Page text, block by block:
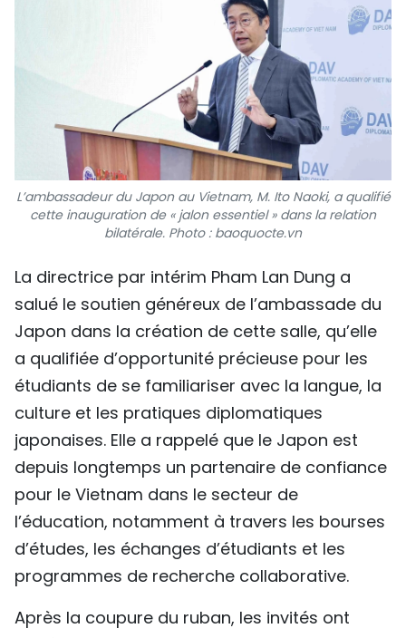
L’ambassadeur du Japon au Vietnam, M. Ito Naoki, a qualifié
cette inauguration de « jalon essentiel » dans la relation
bilatérale. Photo : baoquocte.vn
La directrice par intérim Pham Lan Dung a
salué le soutien généreux de l’ambassade du
Japon dans la création de cette salle, qu’elle
a qualifiée d’opportunité précieuse pour les
étudiants de se familiariser avec la langue, la
culture et les pratiques diplomatiques
japonaises. Elle a rappelé que le Japon est
depuis longtemps un partenaire de confiance
pour le Vietnam dans le secteur de
l’éducation, notamment à travers les bourses
d’études, les échanges d’étudiants et les
programmes de recherche collaborative.
Après la coupure du ruban, les invités ont